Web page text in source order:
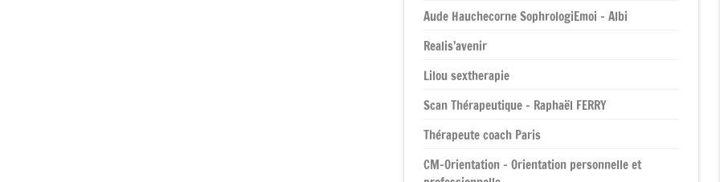
Aude Hauchecorne SophrologiEmoi – Albi
Realis’avenir
Lilou sextherapie
Scan Thérapeutique – Raphaël FERRY
Thérapeute coach Paris
CM-Orientation – Orientation personnelle et